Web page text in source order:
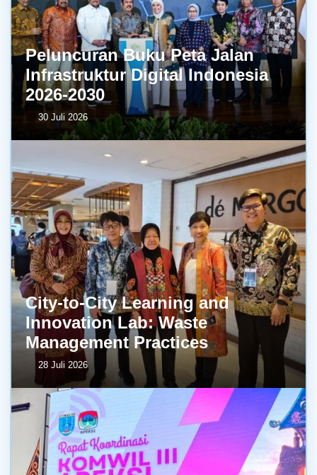
Peluncuran Buku Peta Jalan
Infrastruktur Digital Indonesia
2026-2030
30 Juli 2026
City-to-City Learning and
Innovation Lab: Waste
Management Practices
28 Juli 2026